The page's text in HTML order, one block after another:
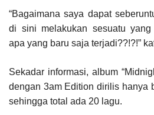
“Bagaimana saya dapat
di sini melakukan sesuatu yang
apa yang baru saja terjadi??!?!”
Sekadar informasi, album
dengan 3am Edition dirilis hanya
sehingga total ada 20 lagu.